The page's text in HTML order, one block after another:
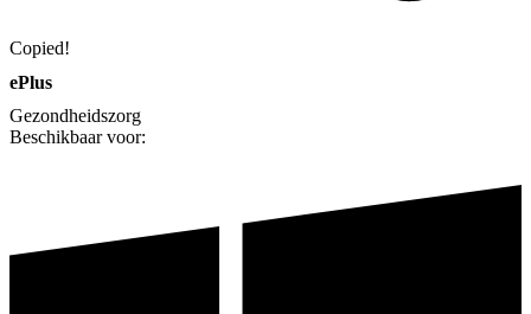
Copied!
ePlus
Gezondheidszorg
Beschikbaar voor: